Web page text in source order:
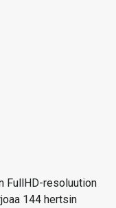
FullHD-resoluution
144 hertsin